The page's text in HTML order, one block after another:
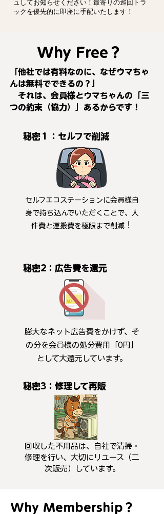
ュしてお知らせください！最寄りの巡回トラ
ックを優先的に即座に手配いたします！
Why Free？
「他社では有料なのに、なぜウマちゃ
んは無料でできるの？」
それは、会員様とウマちゃんの「三
つの約束（協力）」あるからです！
秘密１：セルフで削減
セルフエコステーションに会員様自
身で持ち込んでいただくことで、人
件費と運搬費を極限まで削減！
秘密2：広告費を還元
膨大なネット広告費をかけず、そ
の分を会員様の処分費用「0円」
として大還元しています。
秘密3：修理して再販
回収した不用品は、自社で清掃・
修理を行い、大切にリユース（二
次販売）しています。
Why Membership？